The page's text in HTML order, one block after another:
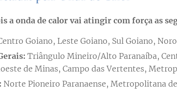
a onda de calor vai atingir com força as
Goiano, Leste Goiano, Sul Goiano,
Triângulo Mineiro/Alto Paranaíba,
de Minas, Campo das Vertentes,
Norte Pioneiro Paranaense, Metropolitana